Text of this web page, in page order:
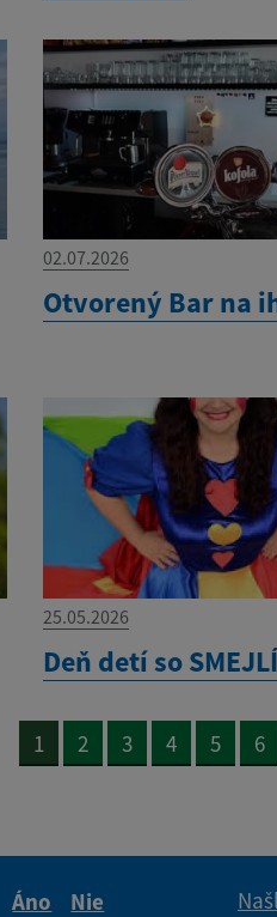
02.07.2026
Otvorený Bar na
25.05.2026
Deň detí so
1 2 3 4 5 6
Áno
Nie